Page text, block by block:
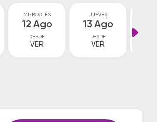
MIÉRCOLES
12 Ago
DESDE
VER
JUEVES
13 Ago
DESDE
VER